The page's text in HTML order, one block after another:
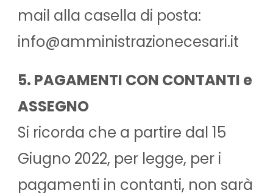
mail alla casella di posta:
info@amministrazionecesari.it
5. PAGAMENTI CON CONTANTI e
ASSEGNO
Si ricorda che a partire dal 15
Giugno 2022, per legge, per i
pagamenti in contanti, non sarà